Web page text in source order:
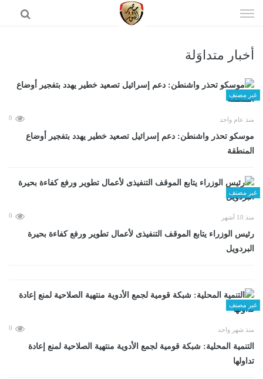
الى
أخبار متداوَلة
غير مصنف
منذ عام واحد 0
موسكو تحذر واشنطن: دعم إسرائيل تصعيد خطير يهدد بتفجير أوضاع
المنطقة
غير مصنف
منذ 10 أشهر 0
رئيس الوزراء يتابع الموقف التنفيذى لأعمال تطوير ورفع كفاءة بحيرة
البردويل
غير مصنف
منذ شهر واحد 0
التنمية المحلية: شبكة قومية لجمع الأدوية منتهية الصلاحية لمنع إعادة
تداولها